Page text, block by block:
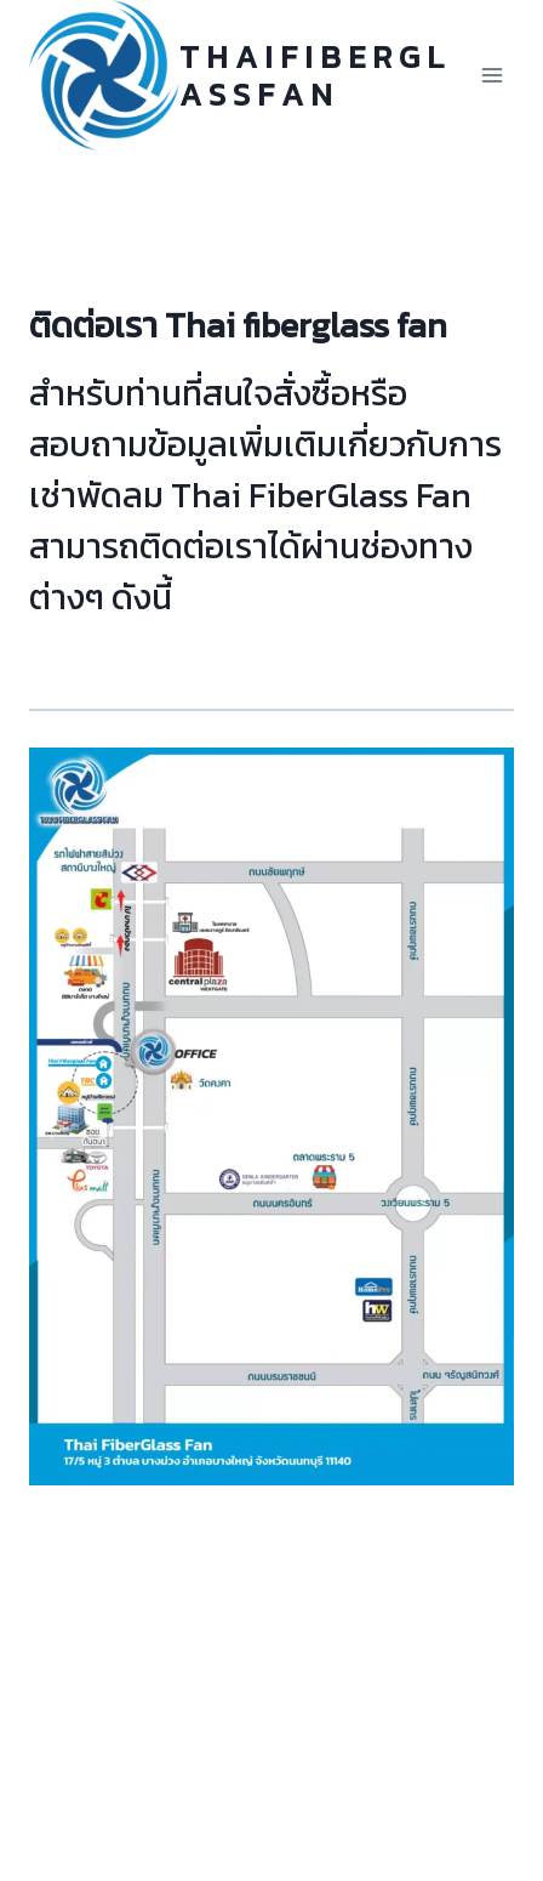
content
T H A I F I B E R G L
A S S F A N
ติดต่อเรา Thai fiberglass fan
สำหรับท่านที่สนใจสั่งซื้อหรือ
สอบถามข้อมูลเพิ่มเติมเกี่ยวกับการ
เช่าพัดลม Thai FiberGlass Fan
สามารถติดต่อเราได้ผ่านช่องทาง
ต่างๆ ดังนี้